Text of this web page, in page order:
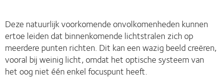
Deze natuurlijk voorkomende onvolkomenheden kunnen
ertoe leiden dat binnenkomende lichtstralen zich op
meerdere punten richten. Dit kan een wazig beeld creëren,
vooral bij weinig licht, omdat het optische systeem van
het oog niet één enkel focuspunt heeft.